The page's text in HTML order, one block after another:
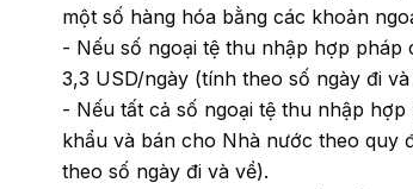
một số hàng hóa bằng các khoản
- Nếu số ngoại tệ thu nhập hợp
3,3 USD/ngày (tính theo số ngày đi và
- Nếu tất cả số ngoại tệ thu nhập
khẩu và bán cho Nhà nước theo quy
theo số ngày đi và về).